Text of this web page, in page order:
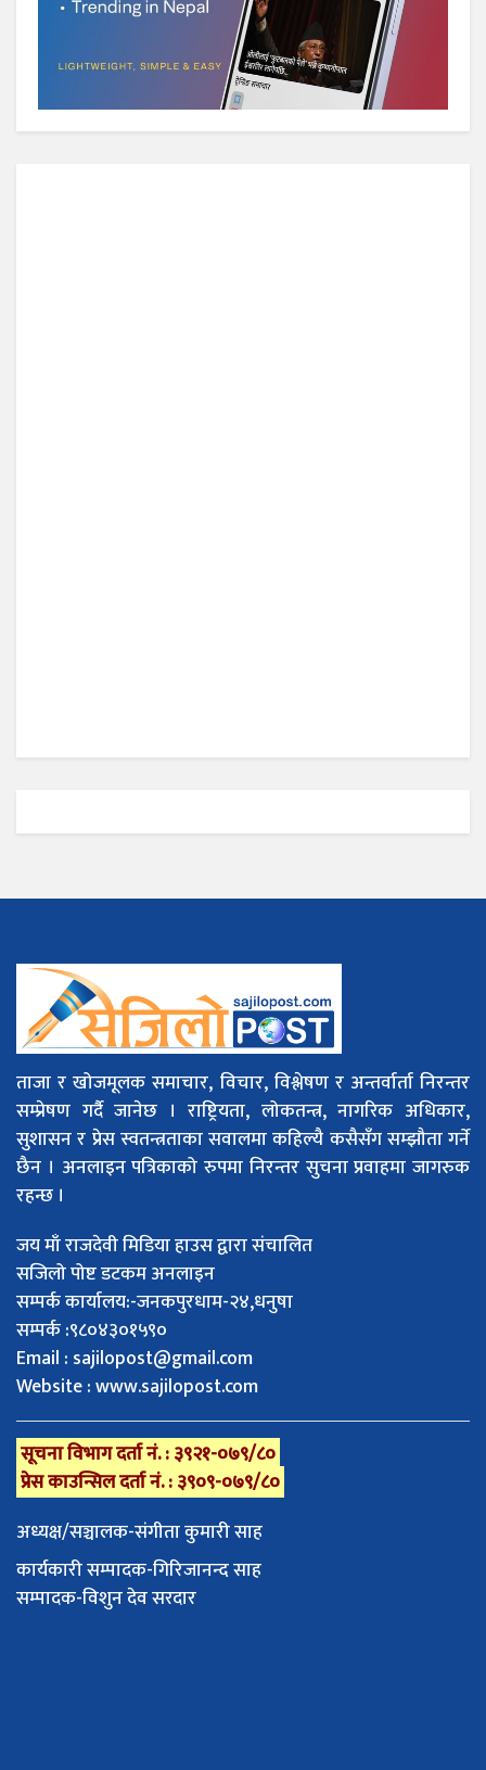
ताजा र खोजमूलक समाचार, विचार, विश्लेषण र अन्तर्वार्ता निरन्तर
सम्प्रेषण गर्दै जानेछ । राष्ट्रियता, लोकतन्त्र, नागरिक अधिकार,
सुशासन र प्रेस स्वतन्त्रताका सवालमा कहिल्यै कसैसँग सम्झौता गर्ने
छैन । अनलाइन पत्रिकाको रुपमा निरन्तर सुचना प्रवाहमा जागरुक
रहन्छ ।
जय माँ राजदेवी मिडिया हाउस द्वारा संचालित
सजिलो पोष्ट डटकम अनलाइन
सम्पर्क कार्यालय:-जनकपुरधाम-२४,धनुषा
सम्पर्क :९८०४३०१५९०
Email : sajilopost@gmail.com
Website : www.sajilopost.com
सूचना विभाग दर्ता नं. : ३९२१-०७९/८०
प्रेस काउन्सिल दर्ता नं. : ३९०९-०७९/८०
अध्यक्ष/सञ्चालक-संगीता कुमारी साह
कार्यकारी सम्पादक-गिरिजानन्द साह
सम्पादक-विशुन देव सरदार